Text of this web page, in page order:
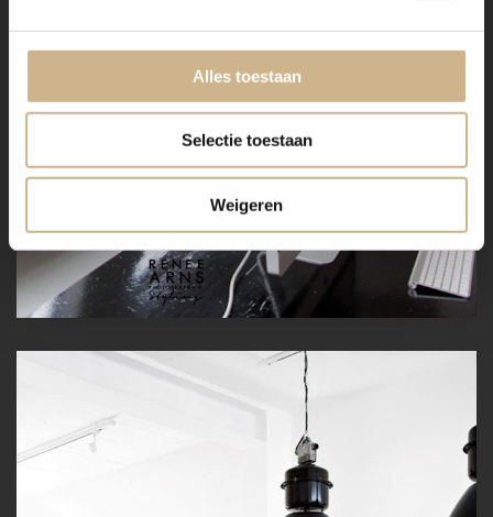
Alles toestaan
Selectie toestaan
Weigeren